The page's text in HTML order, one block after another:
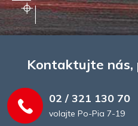
Kontaktujte nás,
02 / 321 130 70
volajte Po-Pia 7-19